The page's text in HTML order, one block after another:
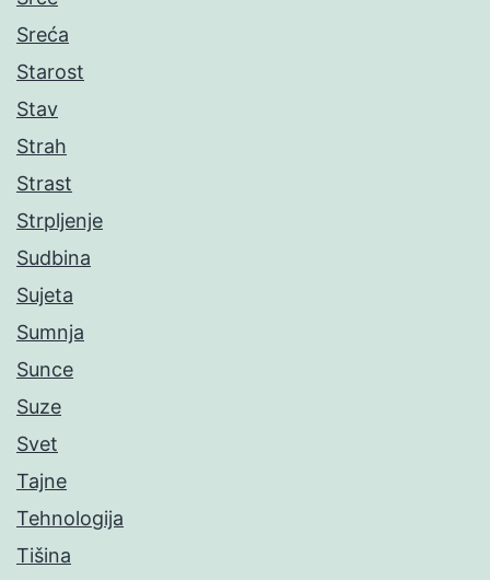
Sreća
Starost
Stav
Strah
Strast
Strpljenje
Sudbina
Sujeta
Sumnja
Sunce
Suze
Svet
Tajne
Tehnologija
Tišina